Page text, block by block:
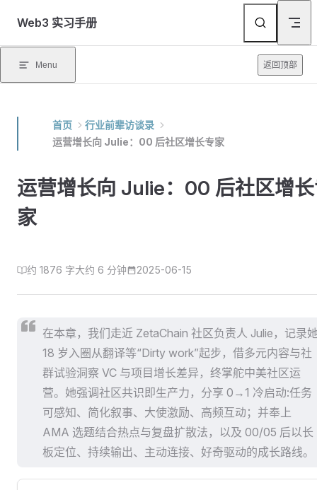
Skip to content
Web3 实习手册
Menu 返回顶部
首页
行业前辈访谈录
运营增长向 Julie：00 后社区增长专家
运营增长向 Julie：00 后社区增
家
约 1876 字大约 6 分钟 2025-06-15
在本章，我们走近 ZetaChain 社区负责人 Julie，记录
18 岁入圈从翻译等“Dirty work”起步，借多元内容与社
群试验洞察 VC 与项目增长差异，终掌舵中美社区运
营。她强调社区共识即生产力，分享 0→1 冷启动:任务
可感知、简化叙事、大使激励、高频互动；并奉上
AMA 选题结合热点与复盘扩散法，以及 00/05 后以长
板定位、持续输出、主动连接、好奇驱动的成长路线。